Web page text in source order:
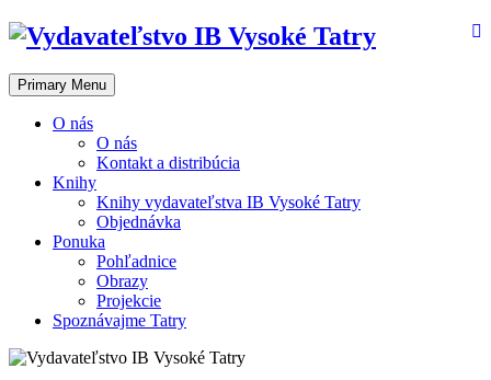
Skip
content
Primary Menu
O nás
O nás
Kontakt a distribúcia
Knihy
Knihy vydavateľstva IB Vysoké Tatry
Objednávka
Ponuka
Pohľadnice
Obrazy
Projekcie
Spoznávajme Tatry